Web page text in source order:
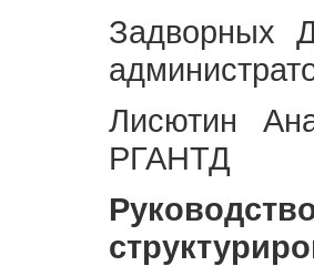
Задворных
Лисютин
РГАНТД